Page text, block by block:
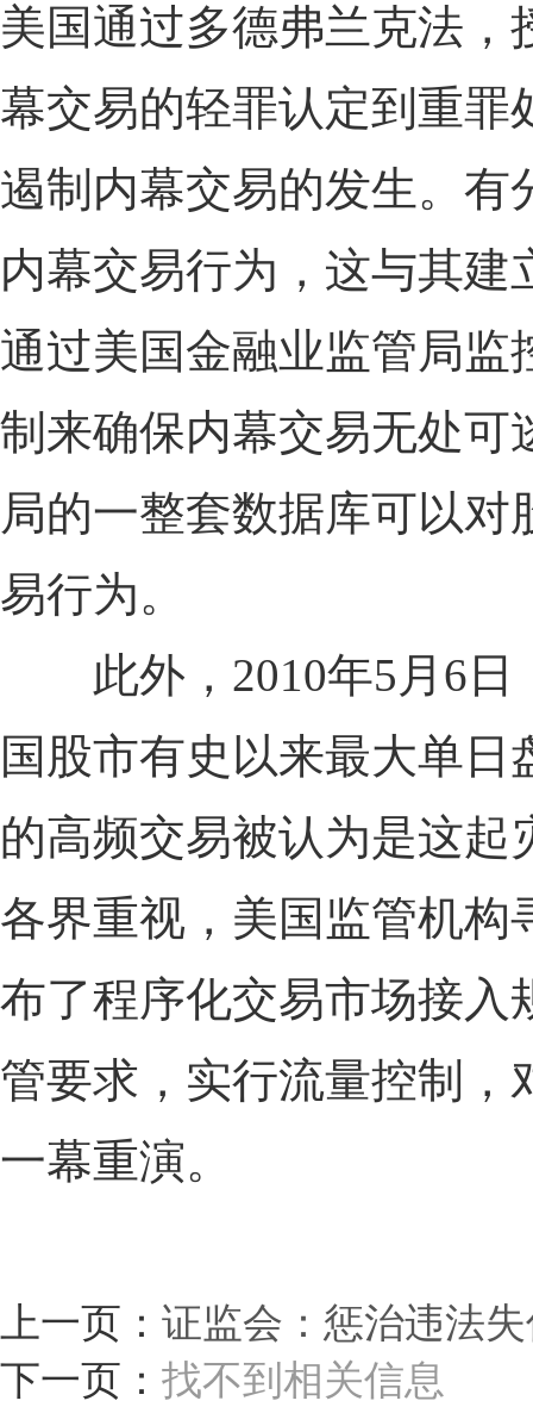
美国通过多德弗兰克法
幕交易的轻罪认定到重罪
遏制内幕交易的发生。有
内幕交易行为，这与其
通过美国金融业监管局监
制来确保内幕交易无处可
局的一整套数据库可以
易行为。
此外，2010年5月6日
国股市有史以来最大单
的高频交易被认为是这
各界重视，美国监管机构
布了程序化交易市场接入
管要求，实行流量控制，
一幕重演。
上一页： 证监会：惩治违法
下一页： 找不到相关信息